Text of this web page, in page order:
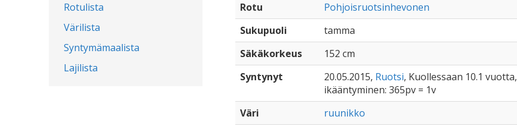
Rotulista
Värilista
Syntymämaalista
Lajilista
Rotu
Pohjoisruotsinhevonen
Sukupuoli
tamma
Säkäkorkeus
152 cm
Syntynyt
20.05.2015, Ruotsi, Kuollessaan 10.1 vuotta,
ikääntyminen: 365pv = 1v
Väri
ruunikko